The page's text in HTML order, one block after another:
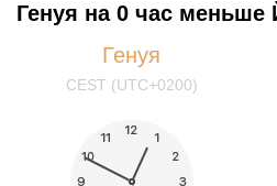
Генуя на 0 час меньше
Генуя
CEST (UTC+0200)